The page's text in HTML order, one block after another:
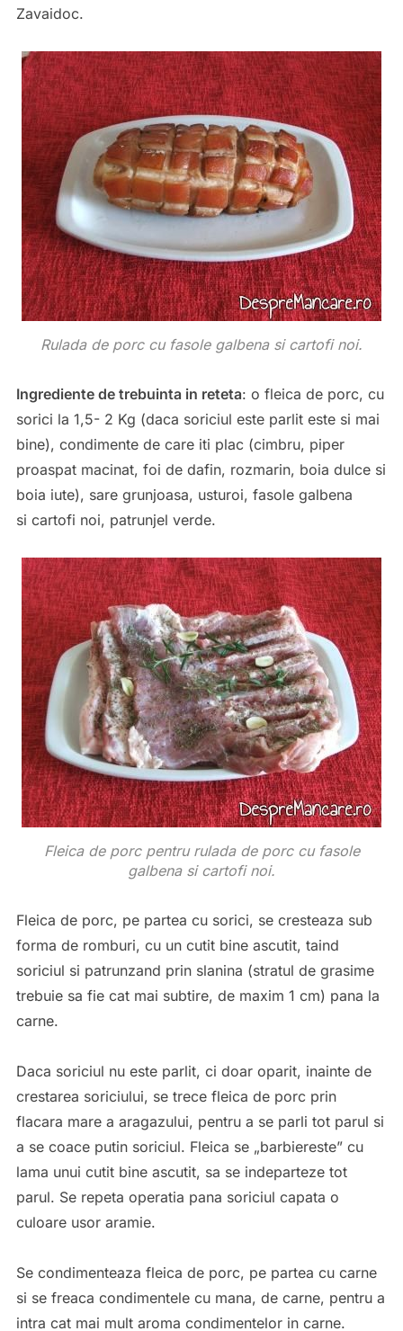
Zavaidoc.
Rulada de porc cu fasole galbena si cartofi noi.
Ingrediente de trebuinta in reteta: o fleica de porc, cu
sorici la 1,5- 2 Kg (daca soriciul este parlit este si mai
bine), condimente de care iti plac (cimbru, piper
proaspat macinat, foi de dafin, rozmarin, boia dulce si
boia iute), sare grunjoasa, usturoi, fasole galbena
si cartofi noi, patrunjel verde.
Fleica de porc pentru rulada de porc cu fasole
galbena si cartofi noi.
Fleica de porc, pe partea cu sorici, se cresteaza sub
forma de romburi, cu un cutit bine ascutit, taind
soriciul si patrunzand prin slanina (stratul de grasime
trebuie sa fie cat mai subtire, de maxim 1 cm) pana la
carne.
Daca soriciul nu este parlit, ci doar oparit, inainte de
crestarea soriciului, se trece fleica de porc prin
flacara mare a aragazului, pentru a se parli tot parul si
a se coace putin soriciul. Fleica se „barbiereste” cu
lama unui cutit bine ascutit, sa se indeparteze tot
parul. Se repeta operatia pana soriciul capata o
culoare usor aramie.
Se condimenteaza fleica de porc, pe partea cu carne
si se freaca condimentele cu mana, de carne, pentru a
intra cat mai mult aroma condimentelor in carne.